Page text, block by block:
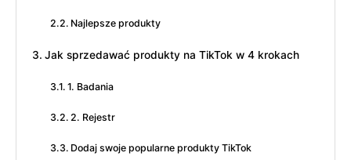
Najlepsze produkty
Jak sprzedawać produkty na TikTok w 4 krokach
1. Badania
2. Rejestr
Dodaj swoje popularne produkty TikTok